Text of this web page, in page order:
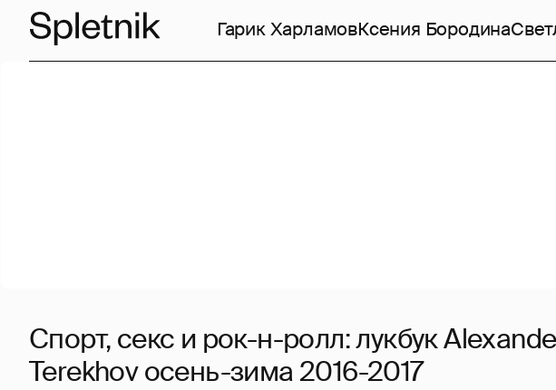
Гарик ХарламовКсения Бородина
Спорт, секс и рок-н-ролл: лукбук
Terekhov осень-зима 2016-2017